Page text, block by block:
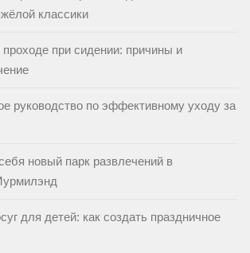
классики
при сидении: причины и
руководство по эффективному уходу за
новый парк развлечений в
для детей: как создать праздничное